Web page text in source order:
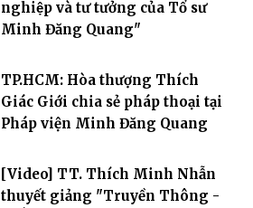
nghiệp và tư tưởng của Tổ sư
Minh Đăng Quang"
TP.HCM: Hòa thượng Thích
Giác Giới chia sẻ pháp thoại tại
Pháp viện Minh Đăng Quang
[Video] TT. Thích Minh Nhẫn
thuyết giảng "Truyền Thông -